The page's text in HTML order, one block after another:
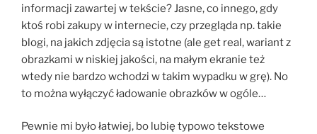
informacji zawartej w tekście? Jasne, co innego, gdy
ktoś robi zakupy w internecie, czy przegląda np. takie
blogi, na jakich zdjęcia są istotne (ale get real, wariant z
obrazkami w niskiej jakości, na małym ekranie też
wtedy nie bardzo wchodzi w takim wypadku w grę). No
to można wyłączyć ładowanie obrazków w ogóle…
Pewnie mi było łatwiej, bo lubię typowo tekstowe